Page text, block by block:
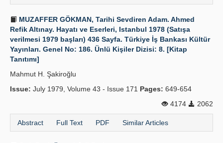
MUZAFFER GÖKMAN, Tarihi Sevdiren Adam. Ahmed
Refik Altınay. Hayatı ve Eserleri, Istanbul 1978 (Satışa
verilmesi 1979 başları) 436 Sayfa. Türkiye İş Bankası Kültür
Yayınları. Genel No: 186. Ünlü Kişiler Dizisi: 8. [Kitap
Tanıtımı]
Mahmut H. Şakiroğlu
Issue: July 1979, Volume 43 - Issue 171 Pages: 649-654
4174
2062
Abstract Full Text PDF Similar Articles